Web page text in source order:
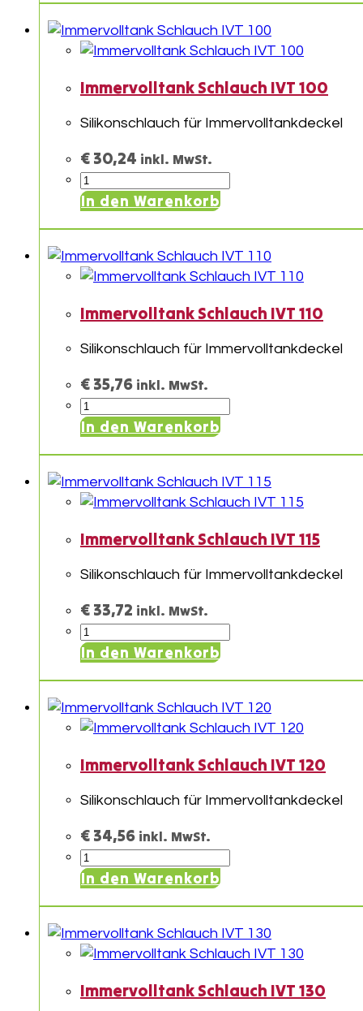
Menge
Immervolltank Schlauch IVT 100
Silikonschlauch für Immervolltankdeckel
€ 30,24 inkl. MwSt.
Immervolltank
Schlauch
Menge
In den Warenkorb
Immervolltank Schlauch IVT 110
Silikonschlauch für Immervolltankdeckel
€ 35,76 inkl. MwSt.
Immervolltank
Schlauch
Menge
In den Warenkorb
Immervolltank Schlauch IVT 115
Silikonschlauch für Immervolltankdeckel
€ 33,72 inkl. MwSt.
Immervolltank
Schlauch
Menge
In den Warenkorb
Immervolltank Schlauch IVT 120
Silikonschlauch für Immervolltankdeckel
€ 34,56 inkl. MwSt.
Immervolltank
Schlauch
Menge
In den Warenkorb
Immervolltank Schlauch IVT 130